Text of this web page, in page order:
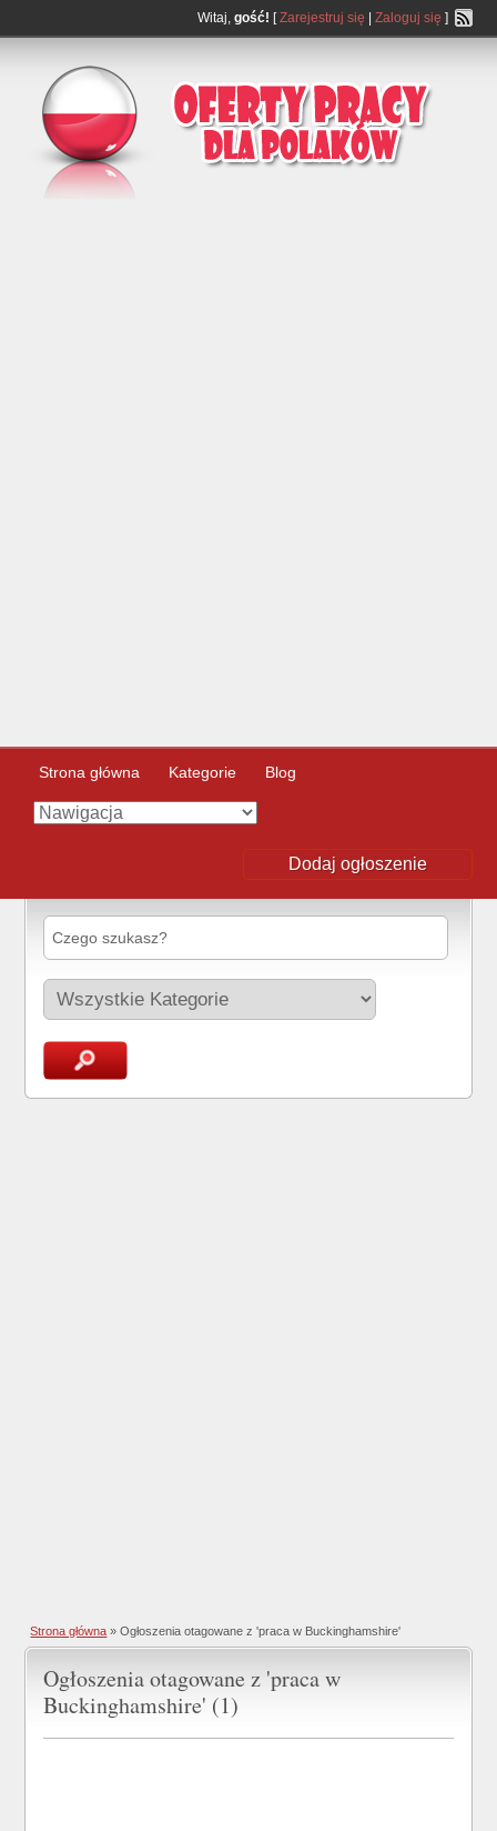
Witaj, gość! [Zarejestruj się Zaloguj się ]
Strona główna Kategorie Blog
Dodaj ogłoszenie
Strona główna »Ogłoszenia otagowane z 'praca w Buckinghamshire'
Ogłoszenia otagowane z 'praca w
Buckinghamshire' (1)